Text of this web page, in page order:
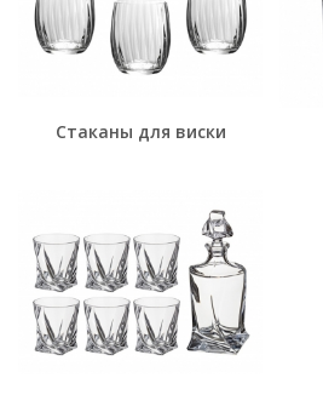
Стаканы для виски